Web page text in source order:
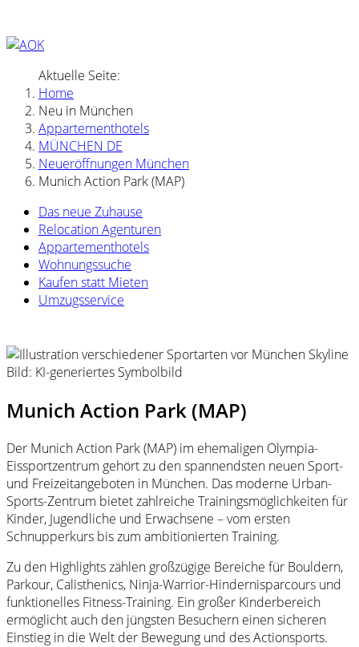
Aktuelle Seite:
Home
Neu in München
Appartementhotels
MÜNCHEN DE
Neueröffnungen München
Munich Action Park (MAP)
Das neue Zuhause
Relocation Agenturen
Appartementhotels
Wohnungssuche
Kaufen statt Mieten
Umzugsservice
Bild: KI-generiertes Symbolbild
Munich Action Park (MAP)
Der Munich Action Park (MAP) im ehemaligen Olympia-
Eissportzentrum gehört zu den spannendsten neuen Sport-
und Freizeitangeboten in München. Das moderne Urban-
Sports-Zentrum bietet zahlreiche Trainingsmöglichkeiten für
Kinder, Jugendliche und Erwachsene – vom ersten
Schnupperkurs bis zum ambitionierten Training.
Zu den Highlights zählen großzügige Bereiche für Bouldern,
Parkour, Calisthenics, Ninja-Warrior-Hindernisparcours und
funktionelles Fitness-Training. Ein großer Kinderbereich
ermöglicht auch den jüngsten Besuchern einen sicheren
Einstieg in die Welt der Bewegung und des Actionsports.